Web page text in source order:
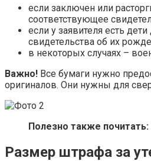
если заключен или
соответствующее
если у заявителя есть
свидетельства об их
в некоторых случаях –
Важно! Все бумаги нужно
оригиналов. Они нужны для
Полезно также почитать:
Размер штрафа за